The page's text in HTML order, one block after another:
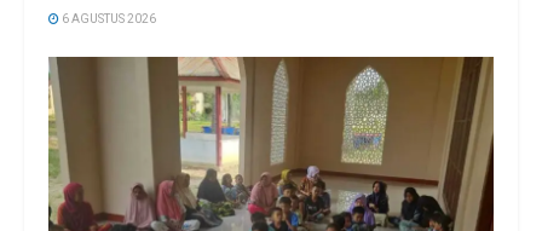
6 AGUSTUS 2026